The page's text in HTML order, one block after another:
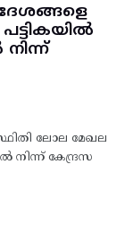
ലോല മേഖല
നിന്ന്‌ കേന്ദ്രസ